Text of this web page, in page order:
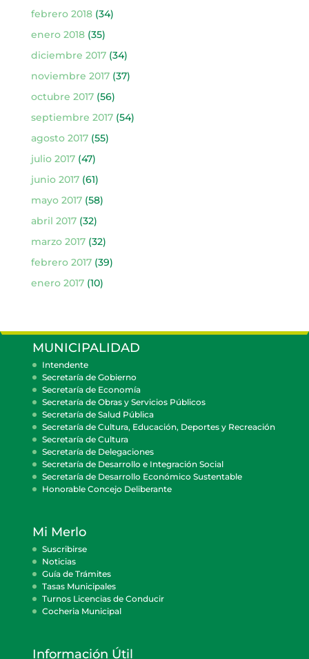
febrero 2018(34)
enero 2018(35)
diciembre 2017(34)
noviembre 2017(37)
octubre 2017(56)
septiembre 2017(54)
agosto 2017(55)
julio 2017(47)
junio 2017(61)
mayo 2017(58)
abril 2017(32)
marzo 2017(32)
febrero 2017(39)
enero 2017(10)
MUNICIPALIDAD
Intendente
Secretaría de Gobierno
Secretaría de Economía
Secretaría de Obras y Servicios Públicos
Secretaría de Salud Pública
Secretaría de Cultura, Educación, Deportes y Recreación
Secretaría de Cultura
Secretaría de Delegaciones
Secretaría de Desarrollo e Integración Social
Secretaría de Desarrollo Económico Sustentable
Honorable Concejo Deliberante
Mi Merlo
Suscribirse
Noticias
Guía de Trámites
Tasas Municipales
Turnos Licencias de Conducir
Cocheria Municipal
Información Útil